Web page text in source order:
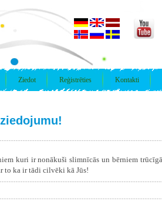
Ziedot Reģistrēties Kontakti
kuri ir nonākuši slimnīcās un bērniem
to ka ir tādi cilvēki kā Jūs!